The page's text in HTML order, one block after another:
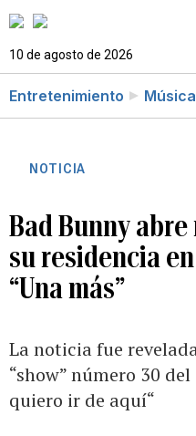
10 de agosto de 2026
Entretenimiento Música
NOTICIA
Bad Bunny
su residencia
“Una más”
La noticia fue
“show” número 30
quiero ir de aquí“